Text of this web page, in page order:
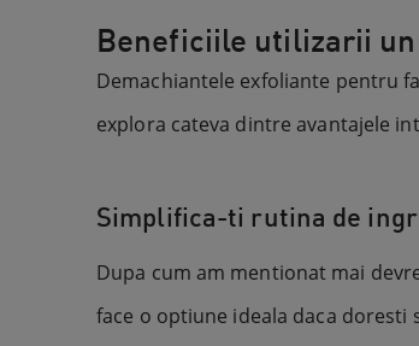
Beneficiile utilizarii
Demachiantele exfoliante pentru
explora cateva dintre avantajele
Simplifica-ti rutina de
Dupa cum am mentionat mai
face o optiune ideala daca